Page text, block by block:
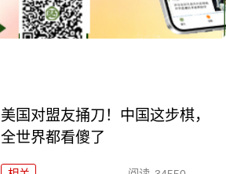
美国对盟友捅刀！中国这步棋，
全世界都看傻了